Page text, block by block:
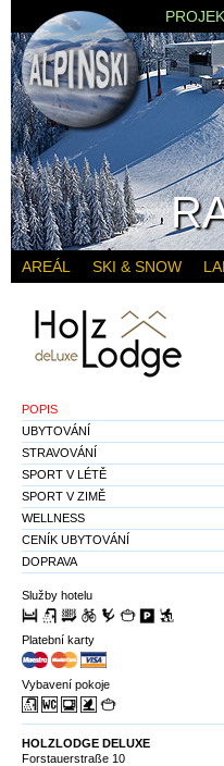
POPIS
UBYTOVÁNÍ
STRAVOVÁNÍ
SPORT V LÉTĚ
SPORT V ZIMĚ
WELLNESS
CENÍK UBYTOVÁNÍ
DOPRAVA
Služby hotelu
Platební karty
Vybavení pokoje
HOLZLODGE DELUXE
Forstauerstraße 10
AREÁL SKI & SNOW